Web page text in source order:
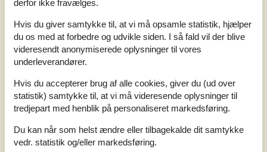
4,0 august 2025
Tjek ind: 3 Rengøring: 4 Komfort:
Faciliteter:
5 Beliggenhed: 5 Værdi for pengene:
At check-in, I had great difficulty finding the key, it took around
30 minutes, at night and in the rain. The instructions said it was
in the key box next to the door, but the key box was actually on
the garden gate. If this detail had been indicated in the
instructions, it would have been much easier. Moreover, I even
asked the online service. Another issue is that the house is not
ventilated.
derfor ikke fravælges.
Hvis du giver samtykke til, at vi må opsamle statistik, hjælper
du os med at forbedre og udvikle siden. I så fald vil der blive
videresendt anonymiserede oplysninger til vores
underleverandører.
Hvis du accepterer brug af alle cookies, giver du (ud over
statistik) samtykke til, at vi må videresende oplysninger til
tredjepart med henblik på personaliseret markedsføring.
Du kan når som helst ændre eller tilbagekalde dit samtykke
vedr. statistik og/eller markedsføring.